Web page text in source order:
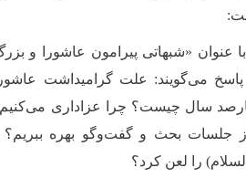
عنوان «شبهاتى پیرامون عاشورا و
پاسخ می‌گویند: علت گرامیداشت
سال چیست؟ چرا عزادارى می‌كنیم،
جلسات بحث و گفت‌وگو بهره ببریم؟
را لعن كرد؟